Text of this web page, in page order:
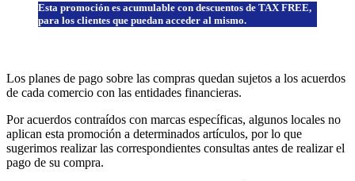
Esta promoción es acumulable con descuentos de TAX FREE,
para los clientes que puedan acceder al mismo.
Los planes de pago sobre las compras quedan sujetos a los acuerdos
de cada comercio con las entidades financieras.
Por acuerdos contraídos con marcas específicas, algunos locales no
aplican esta promoción a determinados artículos, por lo que
sugerimos realizar las correspondientes consultas antes de realizar el
pago de su compra.